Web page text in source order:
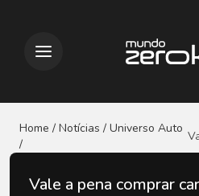
Home / Notícias / Universo Auto
/
Vale a pena comprar